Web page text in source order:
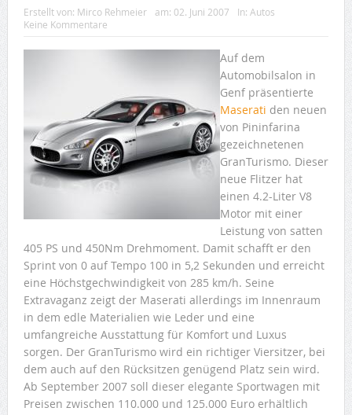
Erstellt von: Mirco Rehmeier am: 02. Juni 2007 In: Autos
Keine Kommentare
Auf dem
Automobilsalon in
Genf präsentierte
Maserati den neuen
von Pininfarina
gezeichnetenen
GranTurismo. Dieser
neue Flitzer hat
einen 4.2-Liter V8
Motor mit einer
Leistung von satten
405 PS und 450Nm Drehmoment. Damit schafft er den
Sprint von 0 auf Tempo 100 in 5,2 Sekunden und erreicht
eine Höchstgechwindigkeit von 285 km/h. Seine
Extravaganz zeigt der Maserati allerdings im Innenraum
in dem edle Materialien wie Leder und eine
umfangreiche Ausstattung für Komfort und Luxus
sorgen. Der GranTurismo wird ein richtiger Viersitzer, bei
dem auch auf den Rücksitzen genügend Platz sein wird.
Ab September 2007 soll dieser elegante Sportwagen mit
Preisen zwischen 110.000 und 125.000 Euro erhältlich